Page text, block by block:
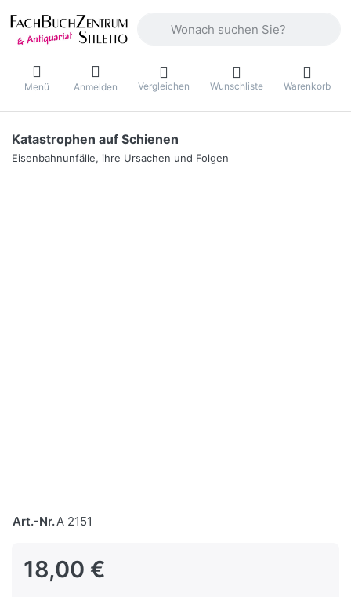
Menü Anmelden Vergleichen Wunschliste Warenkorb
Katastrophen auf Schienen
Eisenbahnunfälle, ihre Ursachen und Folgen
Art.-Nr.A 2151
18,00 €